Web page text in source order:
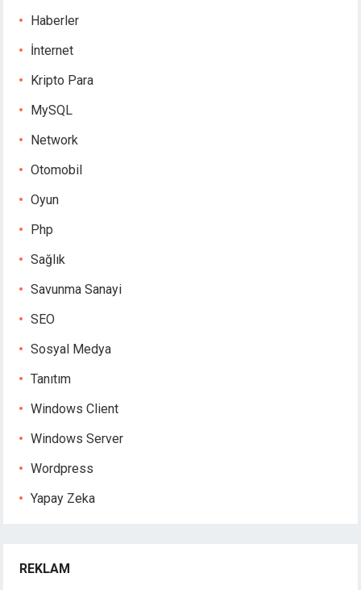
Haberler
İnternet
Kripto Para
MySQL
Network
Otomobil
Oyun
Php
Sağlık
Savunma Sanayi
SEO
Sosyal Medya
Tanıtım
Windows Client
Windows Server
Wordpress
Yapay Zeka
REKLAM